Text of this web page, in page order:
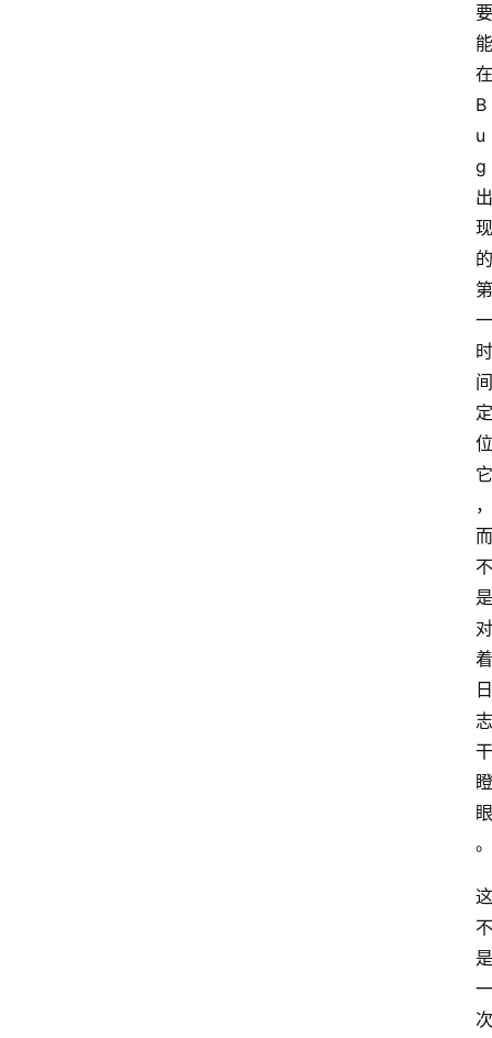
要
能
在
B
u
g
出
现
的
第
一
时
间
定
位
它
，
而
不
是
对
着
日
志
干
瞪
眼
。
这
不
是
一
次